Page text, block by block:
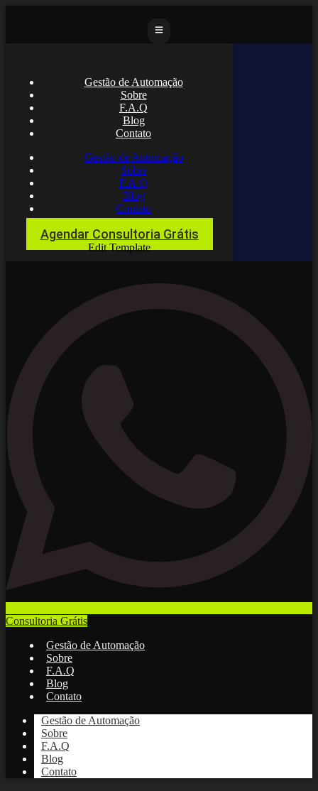
Gestão de Automação
Sobre
F.A.Q
Blog
Contato
Gestão de Automação
Sobre
F.A.Q
Blog
Contato
Agendar Consultoria Grátis
Edit Template
Consultoria Grátis
Gestão de Automação
Sobre
F.A.Q
Blog
Contato
Gestão de Automação
Sobre
F.A.Q
Blog
Contato